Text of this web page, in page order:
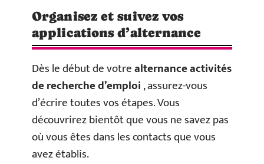
Organisez et suivez vos
applications d’alternance
Dès le début de votrealternance activités
de recherche d’emploi, assurez-vous
d’écrire toutes vos étapes. Vous
découvrirez bientôt que vous ne savez pas
où vous êtes dans les contacts que vous
avez établis.